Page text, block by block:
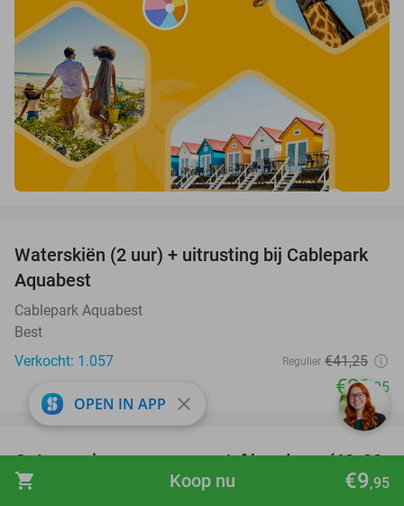
shopping_cart €9,95
Koop nu
47%
Waterskiën (2 uur) + uitrusting bij Cablepark
Aquabest
Cablepark Aquabest
Best
Verkocht: 1.057
Regulier €41,25
€21 ,95
42%
favorite_border
Ontspanningsmassage en/of head spa (60, 90
of 120 min)
OPEN IN APP close